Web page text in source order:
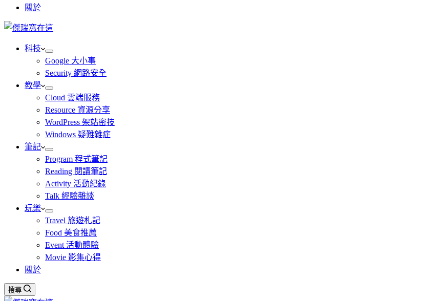
關於
科技
Google 大小事
Security 網路安全
教學
Cloud 雲端服務
Resource 資源分享
WordPress 架站密技
Windows 疑難雜症
筆記
Program 程式筆記
Reading 閱讀筆記
Activity 活動紀錄
Talk 經驗雜談
玩樂
Travel 旅遊札記
Food 美食推薦
Event 活動體驗
Movie 影集心得
關於
搜尋